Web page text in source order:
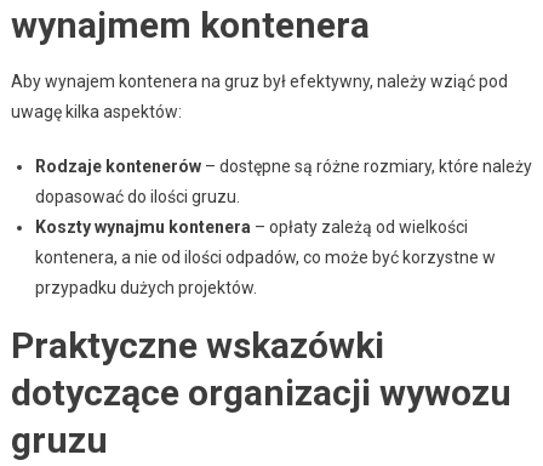
wynajmem kontenera
Aby wynajem kontenera na gruz był efektywny, należy wziąć pod
uwagę kilka aspektów:
Rodzaje kontenerów– dostępne są różne rozmiary, które należy
dopasować do ilości gruzu.
Koszty wynajmu kontenera – opłaty zależą od wielkości
kontenera, a nie od ilości odpadów, co może być korzystne w
przypadku dużych projektów.
Praktyczne wskazówki
dotyczące organizacji wywozu
gruzu